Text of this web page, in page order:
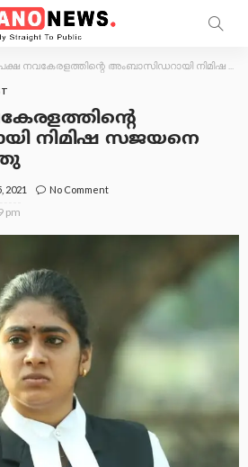
നവകേരളത്തിന്റെ അംബാസിഡറായി നിമിഷ സജയനെ തെരഞ്ഞെടുത്തു
നിമിഷ സജയനെ
2021 No Comment
pm